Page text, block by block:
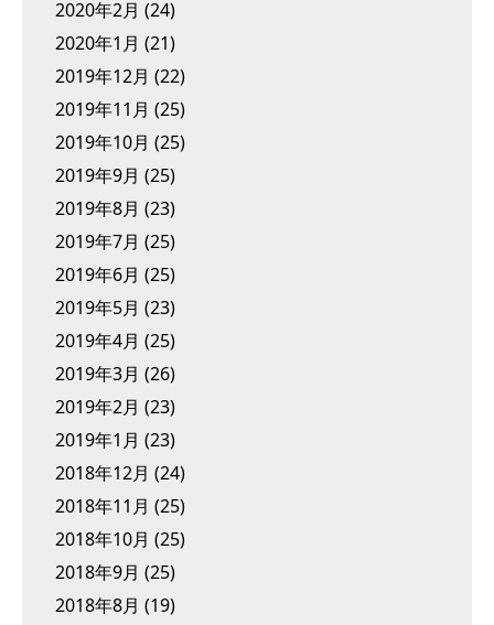
2020年2月 (24)
2020年1月 (21)
2019年12月 (22)
2019年11月 (25)
2019年10月 (25)
2019年9月 (25)
2019年8月 (23)
2019年7月 (25)
2019年6月 (25)
2019年5月 (23)
2019年4月 (25)
2019年3月 (26)
2019年2月 (23)
2019年1月 (23)
2018年12月 (24)
2018年11月 (25)
2018年10月 (25)
2018年9月 (25)
2018年8月 (19)